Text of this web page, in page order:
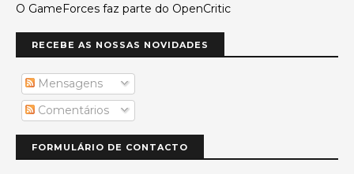
O GameForces faz parte do OpenCritic
RECEBE AS NOSSAS NOVIDADES
Mensagens
Comentários
FORMULÁRIO DE CONTACTO